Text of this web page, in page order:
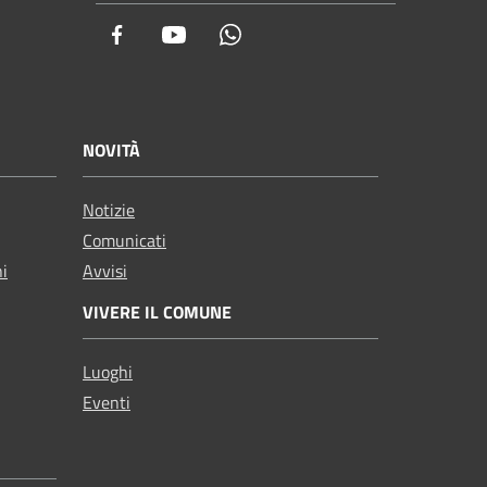
Facebook Youtube
NOVITÀ
Notizie
Comunicati
Avvisi
VIVERE IL COMUNE
Luoghi
Eventi